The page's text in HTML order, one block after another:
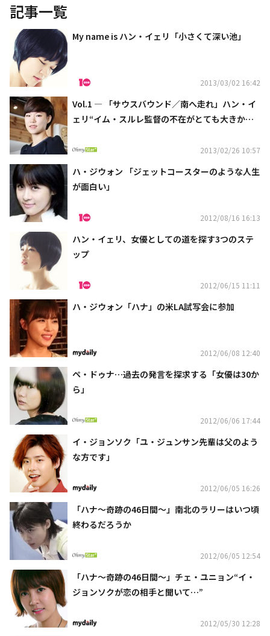
記事一覧
My name is ハン・イェリ「小さくて深い池」
2013/03/02 16:42
Vol.1 ― 「サウスバウンド／南へ走れ」ハン・イ
ェリ“イム・スルレ監督の不在がとても大きかっ
2013/02/26 10:57
ハ・ジウォン 「ジェットコースターのような人生
が面白い」
2012/08/16 16:13
ハン・イェリ、女優としての道を探す3つのステ
ップ
2012/06/15 11:11
ハ・ジウォン「ハナ」の米LA試写会に参加
2012/06/08 12:40
ペ・ドゥナ…過去の発言を探求する「女優は30か
ら」
2012/06/06 17:44
イ・ジョンソク「ユ・ジュンサン先輩は父のよう
な方です」
2012/06/05 16:26
「ハナ～奇跡の46日間～」南北のラリーはいつ頃
終わるだろうか
2012/06/05 12:54
「ハナ～奇跡の46日間～」チェ・ユニョン“イ・
ジョンソクが恋の相手と聞いて…”
2012/05/30 12:28